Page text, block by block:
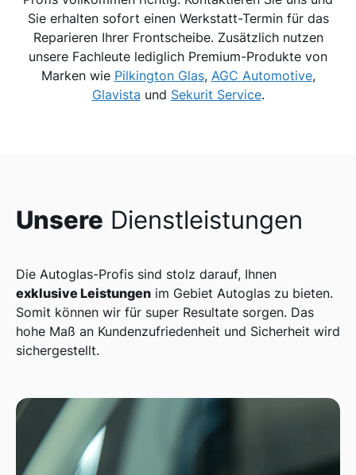
Sie erhalten sofort einen Werkstatt-Termin für das
Reparieren Ihrer Frontscheibe. Zusätzlich nutzen
unsere Fachleute lediglich Premium-Produkte von
Marken wie Pilkington Glas, AGC Automotive,
Glavista und Sekurit Service.
Unsere Dienstleistungen
Die Autoglas-Profis sind stolz darauf, Ihnen
exklusive Leistungen im Gebiet Autoglas zu bieten.
Somit können wir für super Resultate sorgen. Das
hohe Maß an Kundenzufriedenheit und Sicherheit wird
sichergestellt.